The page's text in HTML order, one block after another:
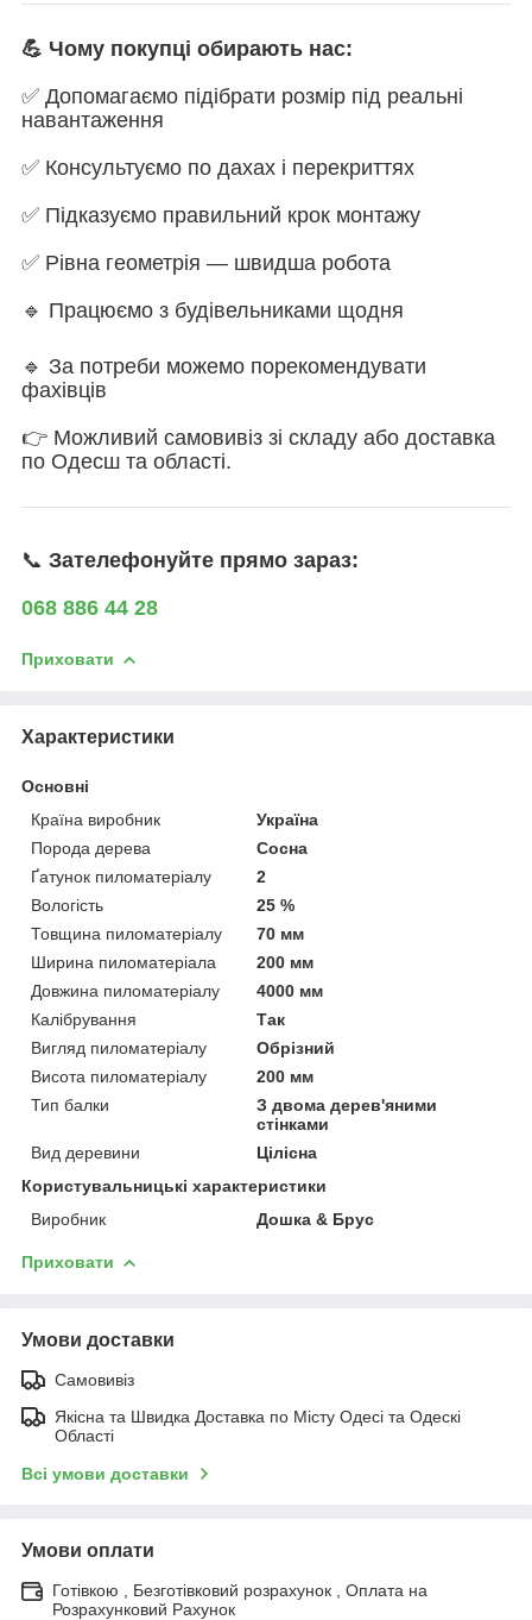
💪 Чому покупці обирають нас:
✅ Допомагаємо підібрати розмір під реальні
навантаження
✅ Консультуємо по дахах і перекриттях
✅ Підказуємо правильний крок монтажу
✅ Рівна геометрія — швидша робота
🔹 Працюємо з будівельниками щодня
🔹 За потреби можемо порекомендувати
фахівців
👉 Можливий самовивіз зі складу або доставка
по Одесш та області.
📞 Зателефонуйте прямо зараз:
068 886 44 28
Приховати
Характеристики
Основні
Країна виробник
Україна
Порода дерева
Сосна
Ґатунок пиломатеріалу
2
Вологість
25 %
Товщина пиломатеріалу
70 мм
Ширина пиломатеріала
200 мм
Довжина пиломатеріалу
4000 мм
Калібрування
Так
Вигляд пиломатеріалу
Обрізний
Висота пиломатеріалу
200 мм
Тип балки
З двома дерев'яними
стінками
Вид деревини
Цілісна
Користувальницькі характеристики
Виробник
Дошка & Брус
Приховати
Умови доставки
Самовивіз
Якісна та Швидка Доставка по Місту Одесі та Одескі
Області
Всі умови доставки
Умови оплати
Готівкою , Безготівковий розрахунок , Оплата на
Розрахунковий Рахунок